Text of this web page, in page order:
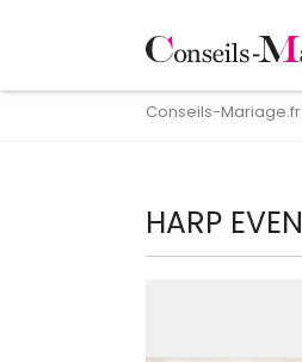
Conseils-Mariage.fr
HARP